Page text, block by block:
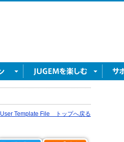
User Template File トップへ戻る